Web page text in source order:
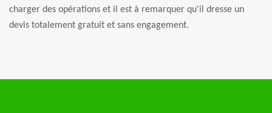
charger des opérations et il est à remarquer qu'il dresse un
devis totalement gratuit et sans engagement.